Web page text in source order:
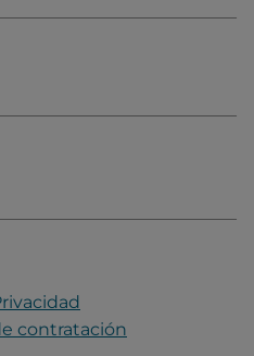
contratación